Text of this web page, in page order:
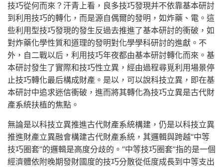
技巧從何而來？汗青上看，良多技巧發現并不依靠基本研討
到利用技巧的轉化，而是源自偶爾的發明，如炸藥、電。這
些利用型技巧發現的發生反過去推進了基本研討的衝破，如
對炸藥化學性質和道理的發明對化學學科研討的進獻。不
外，自二戰以后，利用技巧年夜都由基本研討轉化而來。基
本研討發生了實際和技巧性立異，經由過程尋覓利用場景停
止技巧轉化最后構成財產。是以，可以說科技立異，即在基
本研討中追求迷信衝破，進而將其轉化為技巧立異是古代財
產系統扶植的焦點。
無論是以科技立異推進古代財產系統構建，仍是以科技立異
推進財產立異融會構建古代財產系統，其邏輯與跨越“中等
技巧圈套”的邏輯是高度分歧的。“中等技巧圈套”指的是一個
經濟體依附晚期發財國度的技巧分散從低度成長到中等支出